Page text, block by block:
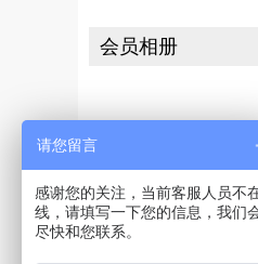
会员相册
若您发现此会员有交友
[请向网站投诉]
请您留言
感谢您的关注，当前客服人员不
线，请填写一下您的信息，我们
尽快和您联系。